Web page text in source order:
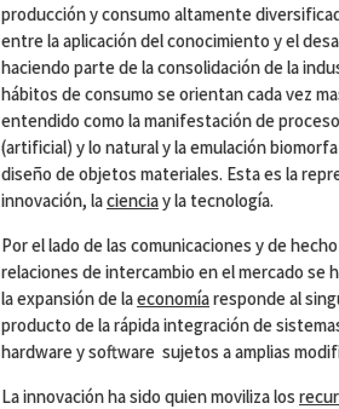
producción y consumo altamente
entre la aplicación del conocimiento y el
haciendo parte de la consolidación de la
hábitos de consumo se orientan cada vez
entendido como la manifestación de
(artificial) y lo natural y la emulación
diseño de objetos materiales. Esta es la
innovación, lacienciay la tecnología.
Por el lado de las comunicaciones y de
relaciones de intercambio en el mercado se
la expansión de laeconomíaresponde al
producto de la rápida integración de
hardware y software sujetos a amplias
La innovación ha sido quien moviliza los